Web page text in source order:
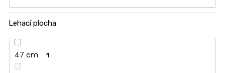
Lehací plocha
47 cm 1